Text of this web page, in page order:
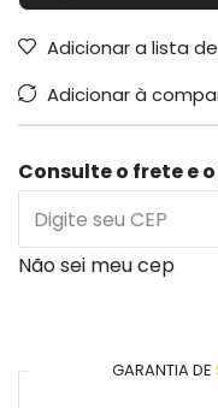
Adicionar a lista
Adicionar à
Consulte o frete e
Não sei meu cep
GARANTIA DE